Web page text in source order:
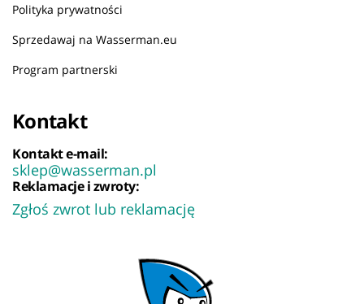
Polityka prywatności
Sprzedawaj na Wasserman.eu
Program partnerski
Kontakt
Kontakt e-mail:
sklep@wasserman.pl
Reklamacje i zwroty:
Zgłoś zwrot lub reklamację